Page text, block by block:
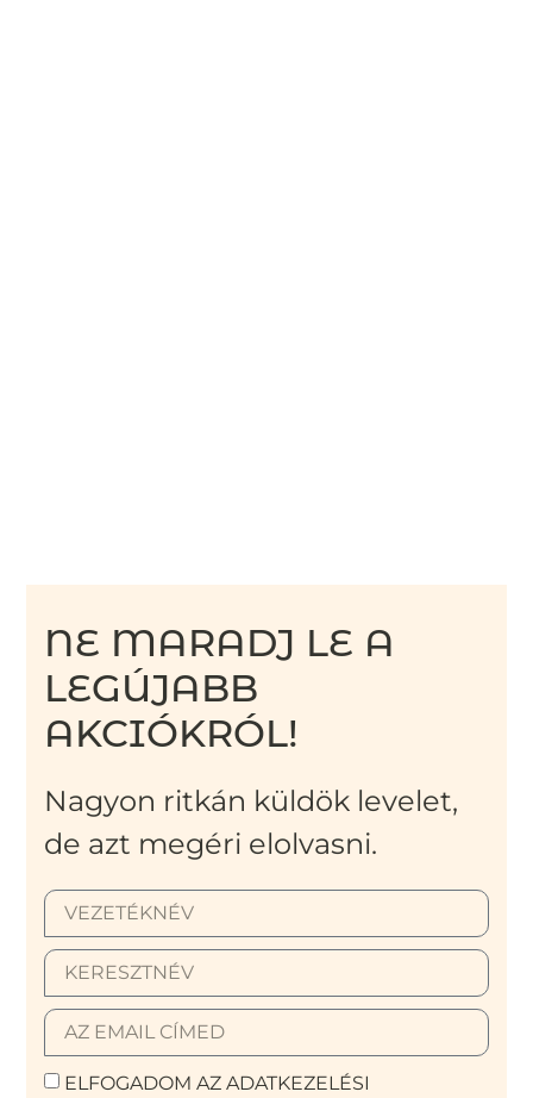
NE MARADJ LE A
LEGÚJABB
AKCIÓKRÓL!
Nagyon ritkán küldök levelet,
de azt megéri elolvasni.
ELFOGADOM AZ ADATKEZELÉSI